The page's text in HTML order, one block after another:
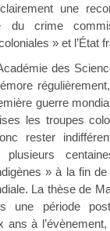
une
du crime
» et l’État
des
guerre
les troupes
rester
plusieurs
» à la fin
La thèse de
une période
ans à